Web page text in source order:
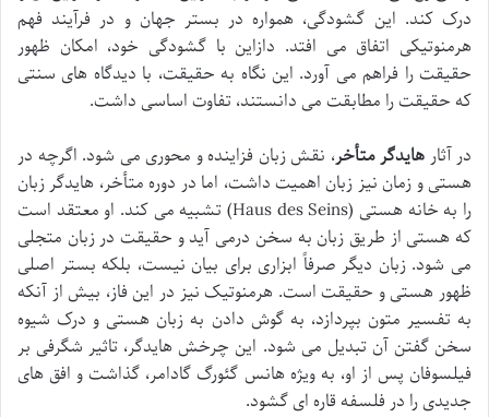
درک کند. این گشودگی، همواره در بستر جهان و در فرآیند فهم
هرمنوتیکی اتفاق می افتد. دازاین با گشودگی خود، امکان ظهور
حقیقت را فراهم می آورد. این نگاه به حقیقت، با دیدگاه های سنتی
که حقیقت را مطابقت می دانستند، تفاوت اساسی داشت.
در آثار هایدگر متأخر، نقش زبان فزاینده و محوری می شود. اگرچه در
هستی و زمان نیز زبان اهمیت داشت، اما در دوره متأخر، هایدگر زبان
را به خانه هستی (Haus des Seins) تشبیه می کند. او معتقد است
که هستی از طریق زبان به سخن درمی آید و حقیقت در زبان متجلی
می شود. زبان دیگر صرفاً ابزاری برای بیان نیست، بلکه بستر اصلی
ظهور هستی و حقیقت است. هرمنوتیک نیز در این فاز، بیش از آنکه
به تفسیر متون بپردازد، به گوش دادن به زبان هستی و درک شیوه
سخن گفتن آن تبدیل می شود. این چرخش هایدگر، تاثیر شگرفی بر
فیلسوفان پس از او، به ویژه هانس گئورگ گادامر، گذاشت و افق های
جدیدی را در فلسفه قاره ای گشود.